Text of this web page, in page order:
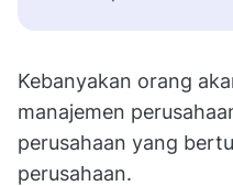
Kebanyakan orang
manajemen
perusahaan yang
perusahaan.